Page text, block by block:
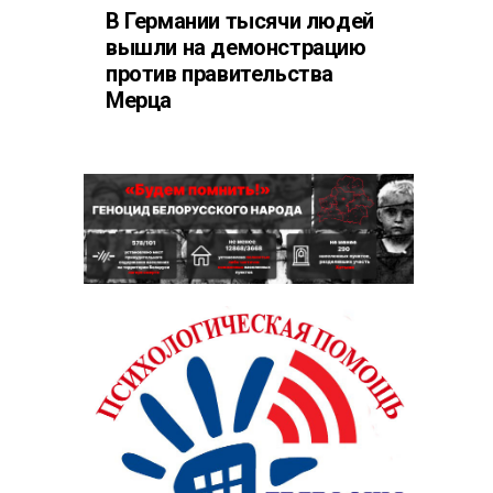
В Германии тысячи людей
вышли на демонстрацию
против правительства
Мерца